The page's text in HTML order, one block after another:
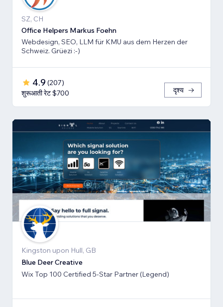
SZ, CH
Office Helpers Markus Foehn
Webdesign, SEO, LLM für KMU aus dem Herzen der
Schweiz. Grüezi :-)
4.9 (207)
शुरूआती रेट $700
दृश्य
Kingston upon Hull, GB
Blue Deer Creative
Wix Top 100 Certified 5-Star Partner (Legend)